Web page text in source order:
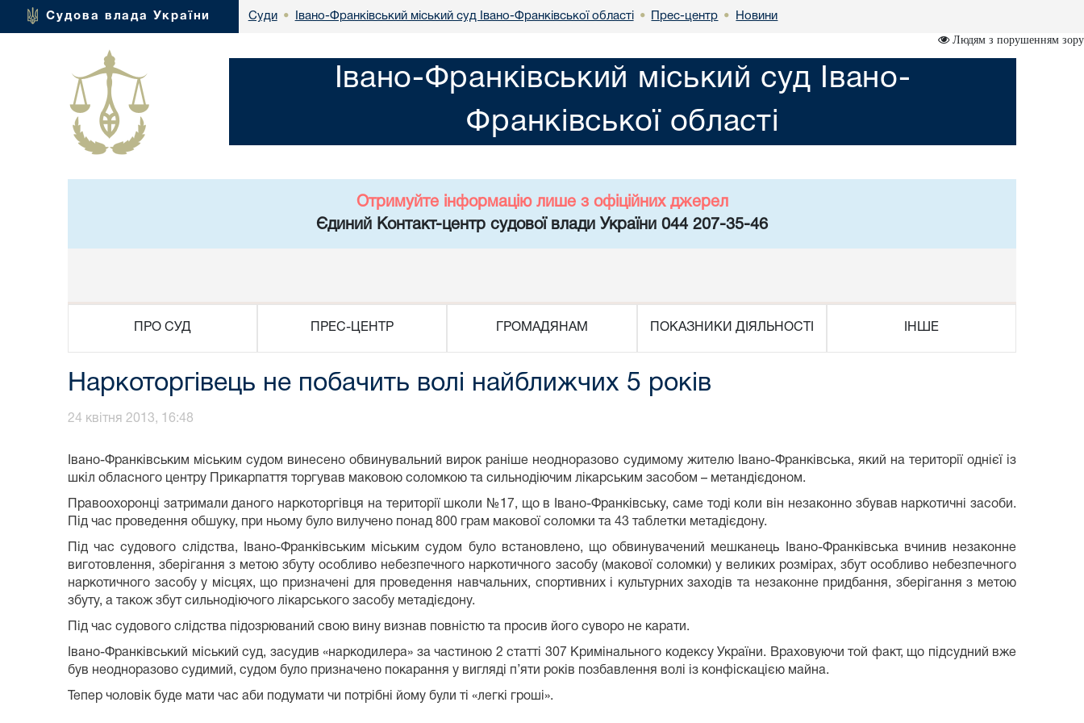
Судова влада України Суди • Івано-Франківський міський суд Івано-Франківської області • Прес-центр • Новини
Людям з порушенням зору
Івано-Франківський міський суд Івано-
Франківської області
Отримуйте інформацію лише з офіційних джерел
Єдиний Контакт-центр судової влади України 044 207-35-46
ПРО СУД ПРЕС-ЦЕНТР ГРОМАДЯНАМ ПОКАЗНИКИ ДІЯЛЬНОСТІ ІНШЕ
Наркоторгівець не побачить волі найближчих 5 років
24 квітня 2013, 16:48
Івано-Франківським міським судом винесено обвинувальний вирок раніше неодноразово судимому жителю Івано-Франківська, який на території однієї із
шкіл обласного центру Прикарпаття торгував маковою соломкою та сильнодіючим лікарським засобом – метандієдоном.
Правоохоронці затримали даного наркоторгівця на території школи №17, що в Івано-Франківську, саме тоді коли він незаконно збував наркотичні засоби.
Під час проведення обшуку, при ньому було вилучено понад 800 грам макової соломки та 43 таблетки метадієдону.
Під час судового слідства, Івано-Франківським міським судом було встановлено, що обвинувачений мешканець Івано-Франківська вчинив незаконне
виготовлення, зберігання з метою збуту особливо небезпечного наркотичного засобу (макової соломки) у великих розмірах, збут особливо небезпечного
наркотичного засобу у місцях, що призначені для проведення навчальних, спортивних і культурних заходів та незаконне придбання, зберігання з метою
збуту, а також збут сильнодіючого лікарського засобу метадієдону.
Під час судового слідства підозрюваний свою вину визнав повністю та просив його суворо не карати.
Івано-Франківський міський суд, засудив «наркодилера» за частиною 2 статті 307 Кримінального кодексу України. Враховуючи той факт, що підсудний вже
був неодноразово судимий, судом було призначено покарання у вигляді п’яти років позбавлення волі із конфіскацією майна.
Тепер чоловік буде мати час аби подумати чи потрібні йому були ті «легкі гроші».